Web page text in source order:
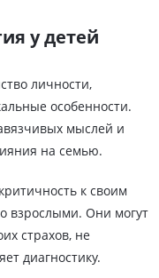
у детей
личности,
особенности.
мыслей и
на семью.
к своим
взрослыми. Они могут
страхов, не
диагностику.